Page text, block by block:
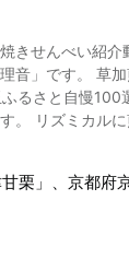
た美味しいか
岡県産紅ほっ
果物そのままをか
凍フルーツかき氷まとめ ついつ
うですね。ふわふわ、
に。この夏、
によると、ビー玉を使う方法は
たと言われています。
終了を決定するメー
ットボトルの
3,000円程度。1本
落としてラム
う人もいるかもしれま
きせんべい紹
市で作られている名産品です。 平
ています。 動画では、手焼
ズミカルに煎餅
いない草加煎
利用する人が
栗」、京都府